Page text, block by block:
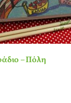
– Πόλη